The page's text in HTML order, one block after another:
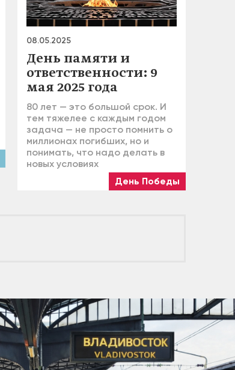
08.05.2025
День памяти и
ответственности: 9
мая 2025 года
80 лет — это большой срок. И
тем тяжелее с каждым годом
задача — не просто помнить о
миллионах погибших, но и
понимать, что надо делать в
новых условиях
День Победы